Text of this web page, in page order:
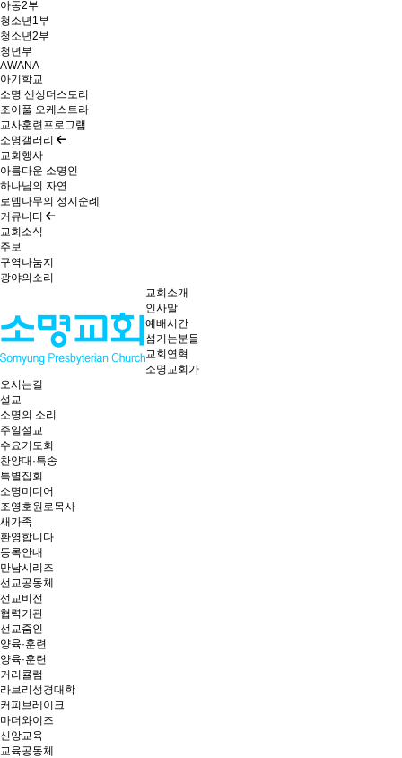
아동2부
청소년1부
청소년2부
청년부
AWANA
아기학교
소명 센싱더스토리
조이풀 오케스트라
교사훈련프로그램
소명갤러리
교회행사
아름다운 소명인
하나님의 자연
로뎀나무의 성지순례
커뮤니티
교회소식
주보
구역나눔지
광야의소리
교회소개
인사말
예배시간
섬기는분들
교회연혁
소명교회가
오시는길
설교
소명의 소리
주일설교
수요기도회
찬양대·특송
특별집회
소명미디어
조영호원로목사
새가족
환영합니다
등록안내
만남시리즈
선교공동체
선교비전
협력기관
선교줌인
양육·훈련
양육·훈련
커리큘럼
라브리성경대학
커피브레이크
마더와이즈
신앙교육
교육공동체